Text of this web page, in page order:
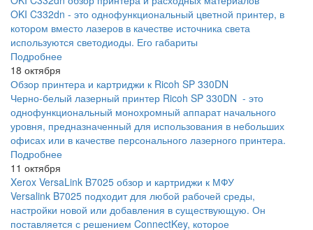
OKI C332dn - это однофункциональный цветной принтер, в
котором вместо лазеров в качестве источника света
используются светодиоды. Его габариты
Подробнее
18 октября
Обзор принтера и картриджи к Ricoh SP 330DN
Черно-белый лазерный принтер Ricoh SP 330DN - это
однофункциональный монохромный аппарат начального
уровня, предназначенный для использования в небольших
офисах или в качестве персонального лазерного принтера.
Подробнее
11 октября
Xerox VersaLink B7025 обзор и картриджи к МФУ
Versalink B7025 подходит для любой рабочей среды,
настройки новой или добавления в существующую. Он
поставляется с решением ConnectKey, которое